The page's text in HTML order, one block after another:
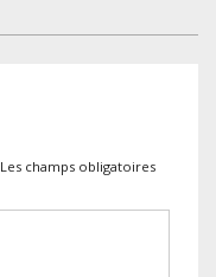
Les champs obligatoires